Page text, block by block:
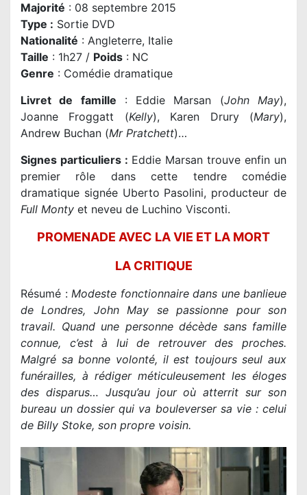
Majorité : 08 septembre 2015
Type : Sortie DVD
Nationalité : Angleterre, Italie
Taille : 1h27 / Poids : NC
Genre : Comédie dramatique
Livret de famille : Eddie Marsan (John May),
Joanne Froggatt (Kelly), Karen Drury (Mary),
Andrew Buchan (Mr Pratchett)…
Signes particuliers : Eddie Marsan trouve enfin un
premier rôle dans cette tendre comédie
dramatique signée Uberto Pasolini, producteur de
Full Monty et neveu de Luchino Visconti.
PROMENADE AVEC LA VIE ET LA MORT
LA CRITIQUE
Résumé : Modeste fonctionnaire dans une banlieue
de Londres, John May se passionne pour son
travail. Quand une personne décède sans famille
connue, c’est à lui de retrouver des proches.
Malgré sa bonne volonté, il est toujours seul aux
funérailles, à rédiger méticuleusement les éloges
des disparus… Jusqu’au jour où atterrit sur son
bureau un dossier qui va bouleverser sa vie : celui
de Billy Stoke, son propre voisin.